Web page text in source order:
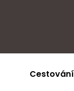
Cestování